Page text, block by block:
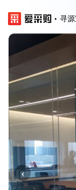
寻
‹